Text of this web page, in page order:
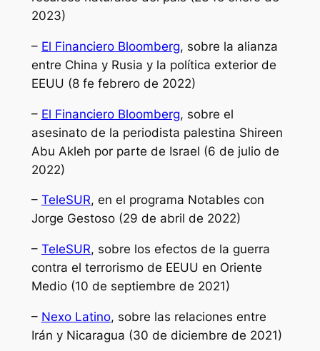
2023)
– El Financiero Bloomberg, sobre la alianza
entre China y Rusia y la política exterior de
EEUU (8 fe febrero de 2022)
– El Financiero Bloomberg, sobre el
asesinato de la periodista palestina Shireen
Abu Akleh por parte de Israel (6 de julio de
2022)
– TeleSUR, en el programa Notables con
Jorge Gestoso (29 de abril de 2022)
– TeleSUR, sobre los efectos de la guerra
contra el terrorismo de EEUU en Oriente
Medio (10 de septiembre de 2021)
– Nexo Latino, sobre las relaciones entre
Irán y Nicaragua (30 de diciembre de 2021)